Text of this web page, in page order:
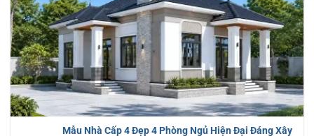
Mẫu Nhà Cấp 4 Đẹp 4 Phòng Ngủ Hiện Đại Đáng Xây